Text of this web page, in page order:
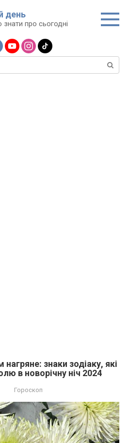
день
про сьогодні
знаки зодіаку, які
в новорічну ніч 2024
Гороскоп